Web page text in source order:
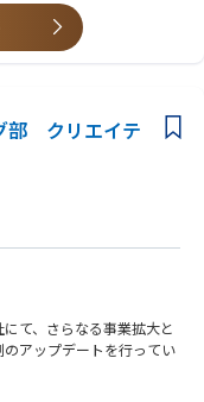
ン / ロードマップの策
ト
し込み、開発要件を明確
発の手法を活用したプロ
果の分析・振り返りを通
ーサポート、マーケティ
翻訳ツールの利用可 / 今後
メインの深い解像度
発プロセスへの組み込
利用経験）とクリエイ
ェクトマネジメント関連
部 クリエイテ
て、さらなる事業拡大と
アップデートを行ってい